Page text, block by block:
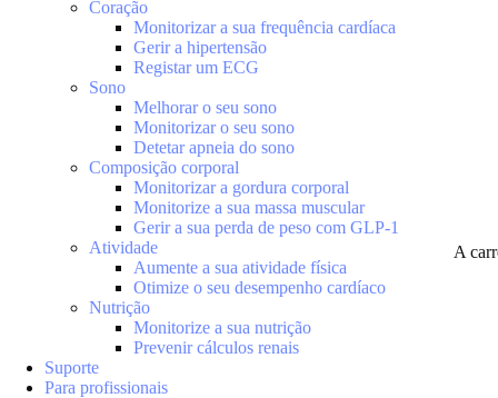
A
Coração
Monitorizar a sua frequência cardíaca
Gerir a hipertensão
Registar um ECG
Sono
Melhorar o seu sono
Monitorizar o seu sono
Detetar apneia do sono
Composição corporal
Monitorizar a gordura corporal
Monitorize a sua massa muscular
Gerir a sua perda de peso com GLP-1
Atividade
Aumente a sua atividade física
Otimize o seu desempenho cardíaco
Nutrição
Monitorize a sua nutrição
Prevenir cálculos renais
Suporte
Para profissionais